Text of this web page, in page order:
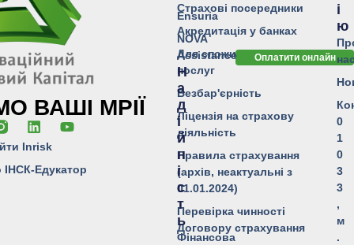
ВАШІ МРІЇ
Inrisk
ІНСК-Едукатор
Оплатити онлайн
Страхові посередники
Акредитація у банках
Для споживачів фінансових
послуг
Безбар'єрність
Ліцензія на страхову
діяльність
Правила страхування
(архів, неактуальні з
01.01.2024)
Перевірка чинності
Договору страхування
Ensuria
NOVA
Assistance
Н
А
Д
І
Й
Н
І
С
Т
Ь
Фінансова
І
Ю
0
1
0
3
3
,
м
.